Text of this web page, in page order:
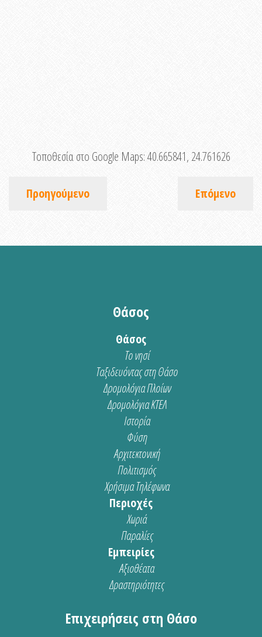
Τοποθεσία στο Google Maps:40.665841, 24.761626
Προηγούμενο Επόμενο
Θάσος
Θάσος
Το νησί
Ταξιδευόντας στη Θάσο
Δρομολόγια Πλοίων
Δρομολόγια ΚΤΕΛ
Ιστορία
Φύση
Αρχιτεκτονική
Πολιτισμός
Χρήσιμα Τηλέφωνα
Περιοχές
Χωριά
Παραλίες
Εμπειρίες
Αξιοθέατα
Δραστηριότητες
Επιχειρήσεις στη Θάσο